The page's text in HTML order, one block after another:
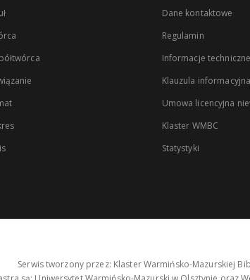
Dane kontaktowe
Regulamin
Informacje techniczne
Klauzula
Umowa licencyjna
Klaster WMBC
Statystyki
Serwis tworzony przez: Klaster Warmińsko-Mazurskiej